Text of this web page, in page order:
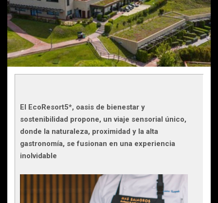
El EcoResort5*, oasis de bienestar y
sostenibilidad propone, un viaje sensorial único,
donde la naturaleza, proximidad y la alta
gastronomía, se fusionan en una experiencia
inolvidable